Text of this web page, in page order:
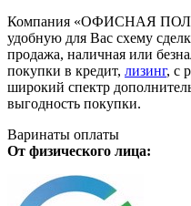
Компания «ОФИСНАЯ
удобную для Вас схему
продажа, наличная или
покупки в кредит, лизинг, с
широкий спектр
выгодность покупки.
Варинаты оплаты
От физического лица: